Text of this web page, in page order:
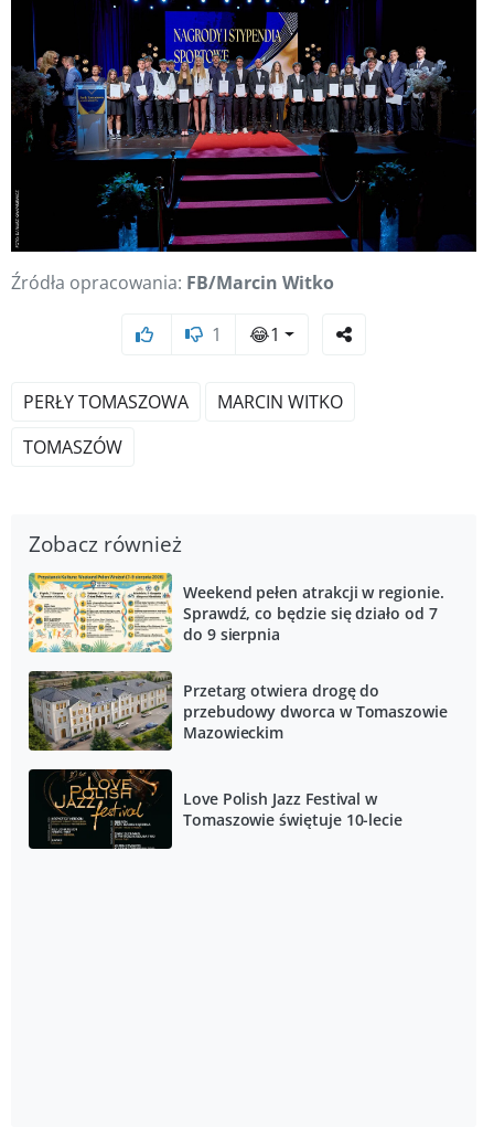
Źródła opracowania: FB/Marcin Witko
1 😂1
PERŁY TOMASZOWA
MARCIN WITKO
TOMASZÓW
Zobacz również
Weekend pełen atrakcji w regionie.
Sprawdź, co będzie się działo od 7
do 9 sierpnia
Przetarg otwiera drogę do
przebudowy dworca w Tomaszowie
Mazowieckim
Love Polish Jazz Festival w
Tomaszowie świętuje 10-lecie